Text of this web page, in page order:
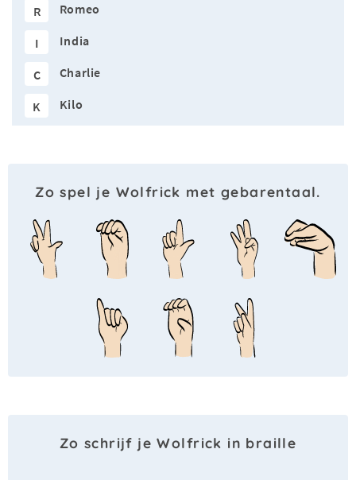
R Romeo
I India
C Charlie
K Kilo
Zo spel je Wolfrick met gebarentaal.
Zo schrijf je Wolfrick in braille